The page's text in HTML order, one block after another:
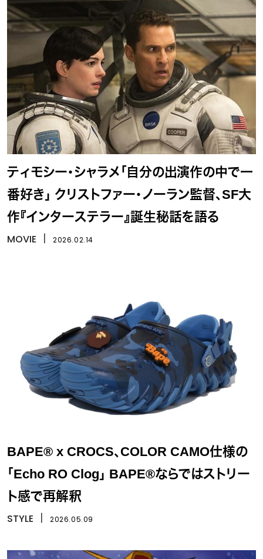
ティモシー・シャラメ「自分の出演作の中で一
番好き」 クリストファー・ノーラン監督、SF大
作『インターステラー』誕生秘話を語る
MOVIE 2026.02.14
BAPE® x CROCS、COLOR CAMO仕様の
「Echo RO Clog」 BAPE®ならではストリー
ト感で再解釈
STYLE 2026.05.09